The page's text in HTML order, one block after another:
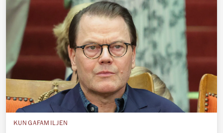
KUNGAFAMILJEN